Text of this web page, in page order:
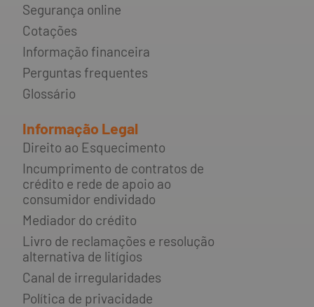
Segurança online
Cotações
Informação financeira
Perguntas frequentes
Glossário
Informação Legal
Direito ao Esquecimento
Incumprimento de contratos de
crédito e rede de apoio ao
consumidor endividado
Mediador do crédito
Livro de reclamações e resolução
alternativa de litígios
Canal de irregularidades
Política de privacidade